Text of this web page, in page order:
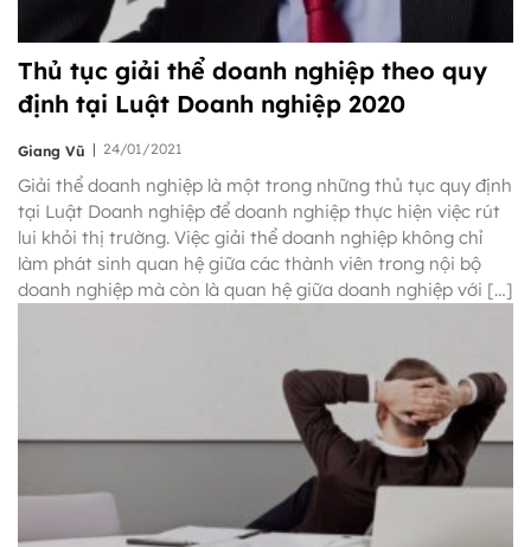
Thủ tục giải thể doanh nghiệp theo quy
định tại Luật Doanh nghiệp 2020
Giang Vũ | 24/01/2021
Giải thể doanh nghiệp là một trong những thủ tục quy định
tại Luật Doanh nghiệp để doanh nghiệp thực hiện việc rút
lui khỏi thị trường. Việc giải thể doanh nghiệp không chỉ
làm phát sinh quan hệ giữa các thành viên trong nội bộ
doanh nghiệp mà còn là quan hệ giữa doanh nghiệp với […]